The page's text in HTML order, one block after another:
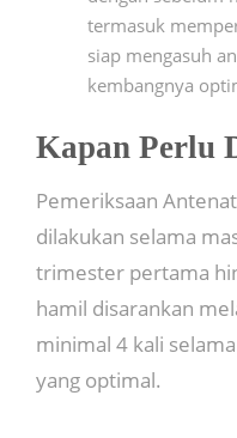
termasuk
siap mengasuh
kembangnya
Kapan Perlu
Pemeriksaan
dilakukan selama
trimester pertama
hamil disarankan
minimal 4 kali
yang optimal.